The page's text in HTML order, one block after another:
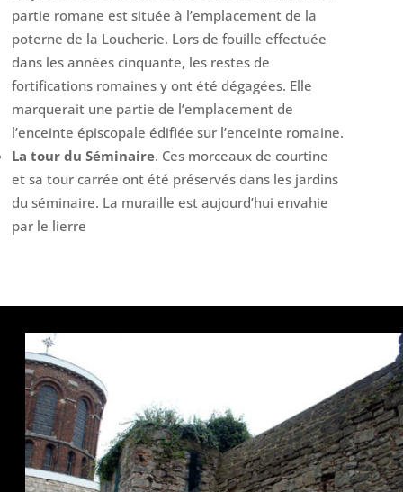
partie romane est située à l’emplacement de la
poterne de la Loucherie. Lors de fouille effectuée
dans les années cinquante, les restes de
fortifications romaines y ont été dégagées. Elle
marquerait une partie de l’emplacement de
l’enceinte épiscopale édifiée sur l’enceinte romaine.
La tour du Séminaire. Ces morceaux de courtine
et sa tour carrée ont été préservés dans les jardins
du séminaire. La muraille est aujourd’hui envahie
par le lierre